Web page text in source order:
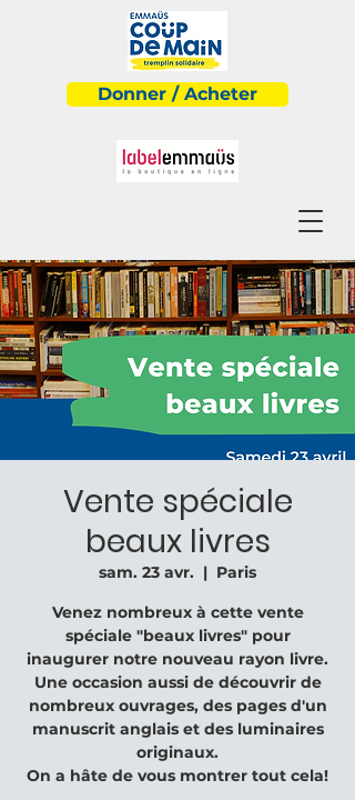
Donner / Acheter
Vente spéciale
beaux livres
sam. 23 avr.
  |
Paris
Venez nombreux à cette vente
spéciale "beaux livres" pour
inaugurer notre nouveau rayon livre.
Une occasion aussi de découvrir de
nombreux ouvrages, des pages d'un
manuscrit anglais et des luminaires
originaux.
On a hâte de vous montrer tout cela!